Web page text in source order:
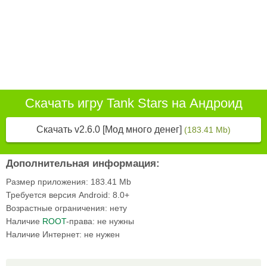
Скачать игру Tank Stars на Андроид
Скачать v2.6.0 [Мод много денег] (183.41 Mb)
Дополнительная информация:
Размер приложения: 183.41 Mb
Требуется версия Android: 8.0+
Возрастные ограничения: нету
Наличие ROOT-права: не нужны
Наличие Интернет: не нужен